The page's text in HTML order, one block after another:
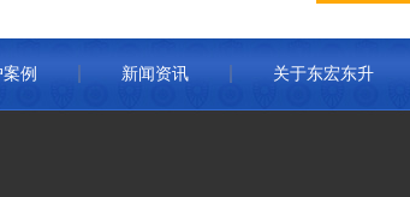
例 新闻资讯 关于东宏东升